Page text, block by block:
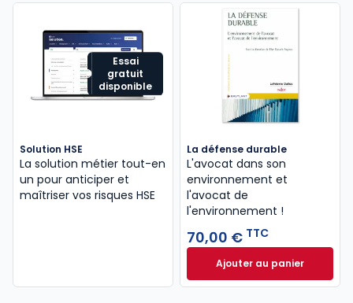
Essai
gratuit
disponible
Solution HSE
La solution métier tout-en
un pour anticiper et
maîtriser vos risques HSE
La défense durable
L'avocat dans son
environnement et
l'avocat de
l'environnement !
70,00 € TTC
Ajouter au panier
La défense